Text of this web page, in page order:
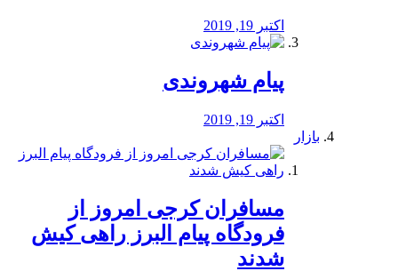
اکتبر 19, 2019
پیام شهروندی
اکتبر 19, 2019
بازار
مسافران کرجی امروز از
فرودگاه پیام البرز راهی کیش
شدند